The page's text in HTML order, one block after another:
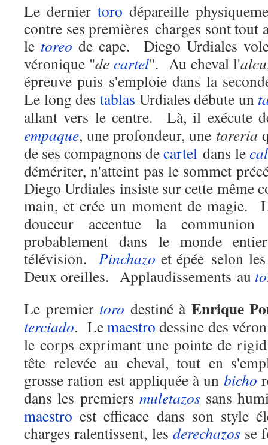
Le dernier toro dépareille
contre ses premières charges sont tout
le toreo de cape. Diego Urdiales
véronique "de cartel". Au cheval l'
épreuve puis s'emploie dans la
Le long des tablas Urdiales débute un
allant vers le centre.
Là, il exécute
empaque, une profondeur, une toreria
de ses compagnons decartel dans le
démériter, n'atteint pas le sommet
Diego Urdiales insiste sur cette même
main, et crée un moment de magie.
douceur accentue la
probablement dans le monde
télévision.
Pinchazo et épée selon
Deux oreilles. Applaudissements au
Le premier toro destiné à Enrique
terciado. Lemaestro dessine des
le corps exprimant une pointe de
tête relevée au cheval, tout en
grosse ration est appliquée à un bicho
dans les premiers muletazossans
maestro est efficace dans son style
charges ralentissent, les derechazosse